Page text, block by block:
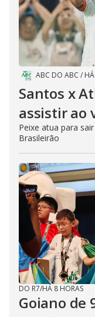
ABC DO ABC /
Santos x
assistir ao
Peixe atua para
Brasileirão
DO R7/HÁ 8 HORAS
Goiano de